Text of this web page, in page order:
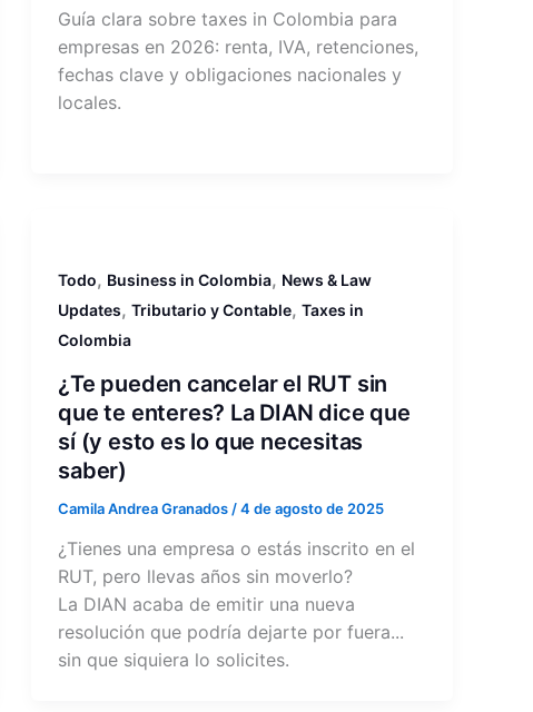
Guía clara sobre taxes in Colombia para
empresas en 2026: renta, IVA, retenciones,
fechas clave y obligaciones nacionales y
locales.
Todo, Business in Colombia, News & Law
Updates,Tributario y Contable,Taxes in
Colombia
¿Te pueden cancelar el RUT sin
que te enteres? La DIAN dice que
sí (y esto es lo que necesitas
saber)
Camila Andrea Granados /4 de agosto de 2025
¿Tienes una empresa o estás inscrito en el
RUT, pero llevas años sin moverlo?
La DIAN acaba de emitir una nueva
resolución que podría dejarte por fuera...
sin que siquiera lo solicites.